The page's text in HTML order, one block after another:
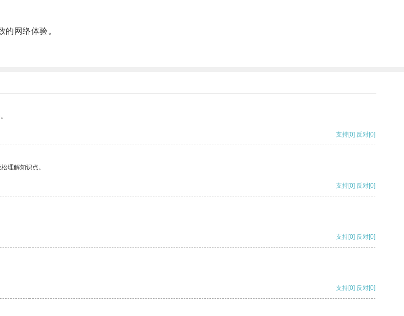
网络体验。
支持[0] 反对[0]
理解知识点。
支持[0] 反对[0]
支持[0] 反对[0]
支持[0] 反对[0]